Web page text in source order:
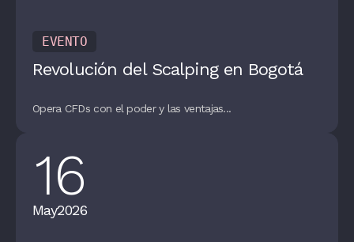
EVENTO
Revolución del Scalping en Bogotá
Opera CFDs con el poder y las ventajas...
16
May2026